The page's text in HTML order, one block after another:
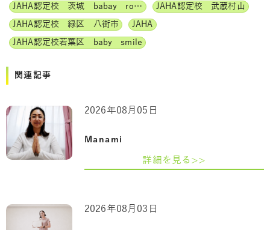
JAHA認定校 茨城 babay room mamama
JAHA認定校 武蔵村山
JAHA認定校 緑区 八街市
JAHA
JAHA認定校若葉区 baby smile
関連記事
Manami
2026年08月05日
詳細を見る>>
2026年08月03日